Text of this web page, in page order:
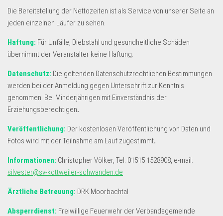
Die Bereitstellung der Nettozeiten ist als Service von unserer Seite an
jeden einzelnen Läufer zu sehen.
Haftung: Für Unfälle, Diebstahl und gesundheitliche Schäden
übernimmt der Veranstalter keine Haftung.
Datenschutz: Die geltenden Datenschutzrechtlichen Bestimmungen
werden bei der Anmeldung gegen Unterschrift zur Kenntnis
genommen. Bei Minderjährigen mit Einverständnis der
Erziehungsberechtigen.
Veröffentlichung: Der kostenlosen Veröffentlichung von Daten und
Fotos wird mit der Teilnahme am Lauf zugestimmt.
Informationen: Christopher Völker, Tel. 01515 1528908, e-mail:
silvester@sv-kottweiler-schwanden.de
Ärztliche Betreuung: DRK Moorbachtal
Absperrdienst: Freiwillige Feuerwehr der Verbandsgemeinde